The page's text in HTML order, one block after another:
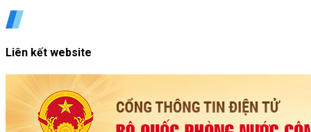
Liên kết website